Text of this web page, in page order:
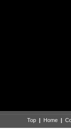
Top | Home |